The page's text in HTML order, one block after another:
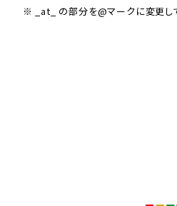
※ _at_ の部分を@マークに変更し